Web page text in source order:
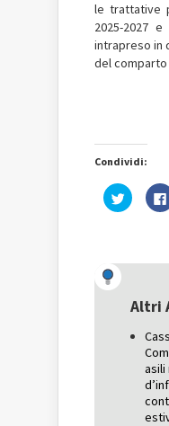
le trattative
2025-2027
intrapreso in
del comparto
Condividi:
Fai
clic
una
nuova
Altri
asili